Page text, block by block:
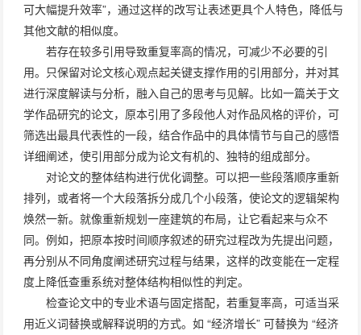
可大幅提升效率”，通过这样的改写让表述更具个人特色，降低与
其他文献的相似度。
若存在较多引用导致重复率高的情况，可减少不必要的引
用。只保留对论文核心观点起关键支撑作用的引用部分，并对其
进行深度解读与分析，融入自己的思考与见解。比如一篇关于文
学作品研究的论文，原本引用了多段他人对作品风格的评价，可
筛选出最具代表性的一段，结合作品中的具体情节与自己的感悟
详细阐述，使引用部分成为论文有机的、独特的组成部分。
对论文的整体结构进行优化调整。可以把一些段落顺序重新
排列，或者将一个大段落拆分成几个小段落，使论文的逻辑架构
焕然一新。就像重新规划一座建筑的布局，让它看起来与众不
同。例如，把原本按时间顺序叙述的研究过程改为先提出问题，
再分别从不同角度阐述研究过程与结果，这样的改变能在一定程
度上降低查重系统对整体结构相似性的判定。
检查论文中的专业术语与固定搭配，若重复率高，可适当采
用近义词替换或解释说明的方式。如 “经济增长” 可替换为 “经济